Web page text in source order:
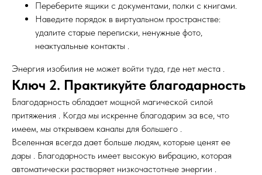
Переберите ящики с документами, полки с книгами.
Наведите порядок в виртуальном пространстве:
удалите старые переписки, ненужные фото,
неактуальные контакты .
Энергия изобилия не может войти туда, где нет места .
Ключ 2. Практикуйте благодарность
Благодарность обладает мощной магической силой
притяжения . Когда мы искренне благодарим за все, что
имеем, мы открываем каналы для большего .
Вселенная всегда дает больше людям, которые ценят ее
дары . Благодарность имеет высокую вибрацию, которая
автоматически растворяет низкочастотные энергии .